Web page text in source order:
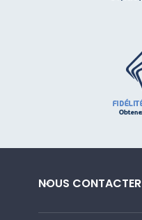
NOUS CONTACTER